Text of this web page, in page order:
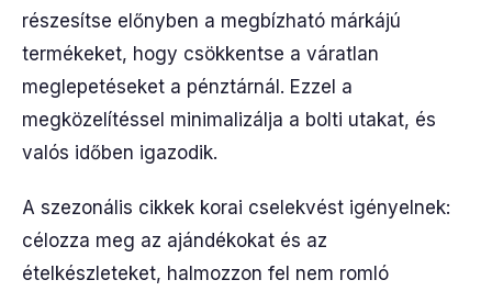
részesítse előnyben a megbízható márkájú
termékeket, hogy csökkentse a váratlan
meglepetéseket a pénztárnál. Ezzel a
megközelítéssel minimalizálja a bolti utakat, és
valós időben igazodik.
A szezonális cikkek korai cselekvést igényelnek:
célozza meg az ajándékokat és az
ételkészleteket, halmozzon fel nem romló